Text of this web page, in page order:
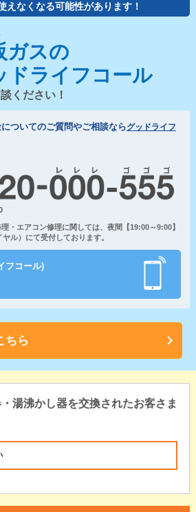
えなくなる可能性があります！
ガスの
ドライフコール
ください！
ついてのご質問やご相談ならグッドライフ
・エアコン修理に関しては、夜間【19:00～9:00】
ル）にて受付しております。
フコール)
ちら
湯沸かし器を交換されたお客さま